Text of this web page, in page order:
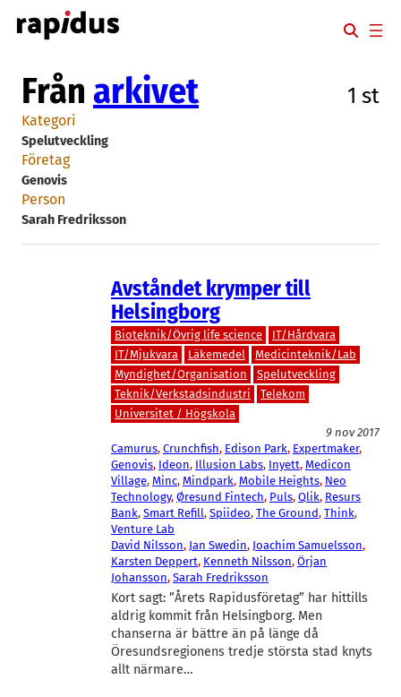
Hoppa
till
Från arkivet 1 st
Kategori
Spelutveckling
Företag
Genovis
Person
Sarah Fredriksson
Avståndet krymper till
Helsingborg
Bioteknik/Övrig life science
IT/Hårdvara
IT/Mjukvara
Läkemedel
Medicinteknik/Lab
Myndighet/Organisation
Spelutveckling
Teknik/Verkstadsindustri
Telekom
Universitet / Högskola
9 nov 2017
Camurus, Crunchfish, Edison Park, Expertmaker
Genovis, Ideon, Illusion Labs, Inyett, Medicon
Village, Minc, Mindpark, Mobile Heights, Neo
Technology, Øresund Fintech, Puls, Qlik, Resurs
Bank, Smart Refill, Spiideo, The Ground, Think
Venture Lab
David Nilsson, Jan Swedin, Joachim Samuelsson
Karsten Deppert, Kenneth Nilsson, Örjan
Johansson, Sarah Fredriksson
Kort sagt: ”Årets Rapidusföretag” har hittills
aldrig kommit från Helsingborg. Men
chanserna är bättre än på länge då
Öresundsregionens tredje största stad knyts
allt närmare…